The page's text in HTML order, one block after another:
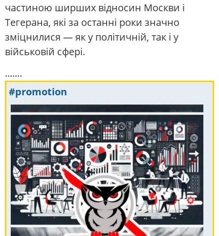
частиною ширших відносин Москви і
Тегерана, які за останні роки значно
зміцнилися — як у політичній, так і у
військовій сфері.
.......
#promotion